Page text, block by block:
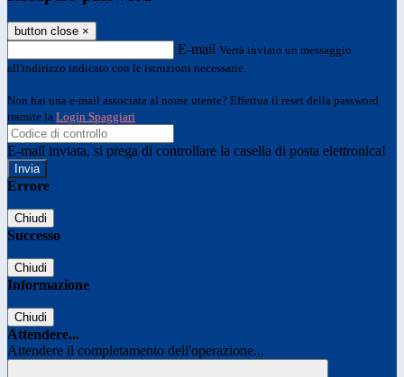
button close ×
E-mail Verrà inviato un messaggio
all'indirizzo indicato con le istruzioni necessarie.
Non hai una e-mail associata al nome utente? Effettua il reset della password
tramite la Login Spaggiari
E-mail inviata, si prega di controllare la casella di posta elettronica!
Errore
Chiudi
Successo
Chiudi
Informazione
Chiudi
Attendere...
Attendere il completamento dell'operazione...